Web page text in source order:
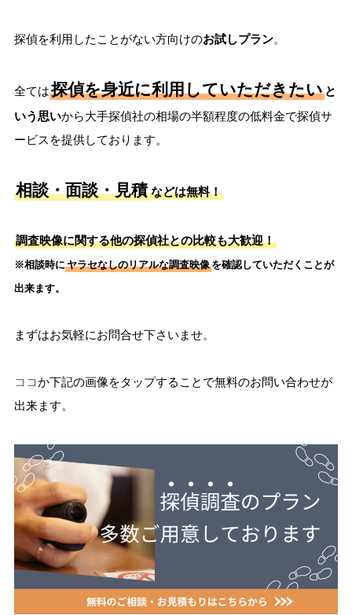
探偵を利用したことがない方向けのお試しプラン。
全ては探偵を身近に利用していただきたいと
いう思いから大手探偵社の相場の半額程度の低料金で探偵サ
ービスを提供しております。
相談・面談・見積 などは無料！
調査映像に関する他の探偵社との比較も大歓迎！
※相談時にヤラセなしのリアルな調査映像を確認していただくことが
出来ます。
まずはお気軽にお問合せ下さいませ。
ココか下記の画像をタップすることで無料のお問い合わせが
出来ます。